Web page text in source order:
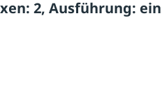
2, Ausführung: